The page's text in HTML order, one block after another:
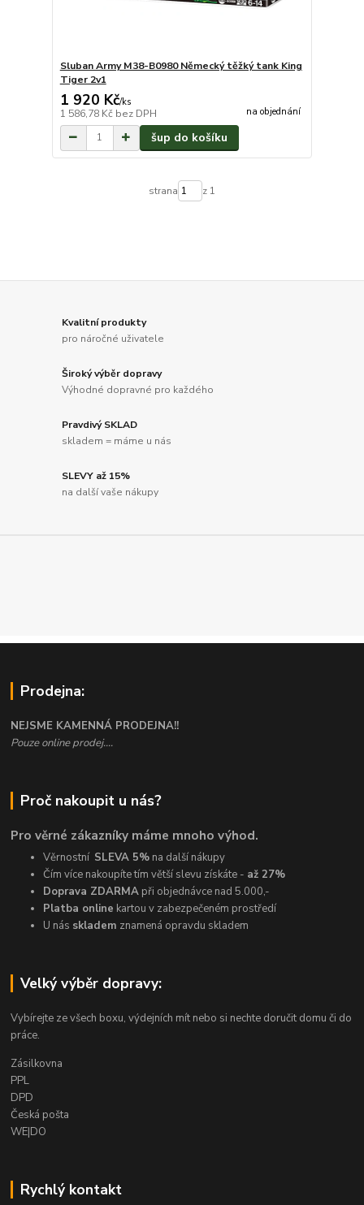
Sluban Army M38-B0980 Německý těžký tank King
Tiger 2v1
1 920 Kč/ks
1 586,78 Kč bez DPH na objednání
šup do košíku
strana z 1
Kvalitní produkty
pro náročné uživatele
Široký výběr dopravy
Výhodné dopravné pro každého
Pravdivý SKLAD
skladem = máme u nás
SLEVY až 15%
na další vaše nákupy
Prodejna:
NEJSME KAMENNÁ PRODEJNA!!
Pouze online prodej....
Proč nakoupit u nás?
Pro věrné zákazníky máme mnoho výhod.
Věrnostní SLEVA 5% na další nákupy
Čím více nakoupíte tím větší slevu získáte - až 27%
Doprava ZDARMA při objednávce nad 5.000,-
Platba online kartou v zabezpečeném prostředí
U nás skladem znamená opravdu skladem
Velký výběr dopravy:
Vybírejte ze všech boxu, výdejních mít nebo si nechte doručit domu či do
práce.
Zásilkovna
PPL
DPD
Česká pošta
WE|DO
Rychlý kontakt